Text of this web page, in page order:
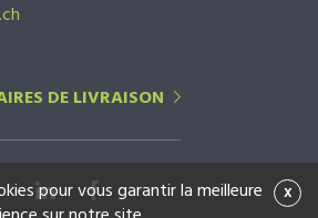
DE LIVRAISON
x
pour vous garantir la meilleure